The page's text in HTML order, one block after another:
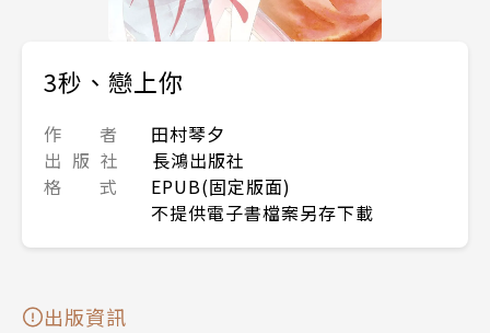
3秒、戀上你
作 者
田村琴夕
出 版 社
長鴻出版社
格 式
EPUB(固定版面)
不提供電子書檔案另存下載
出版資訊